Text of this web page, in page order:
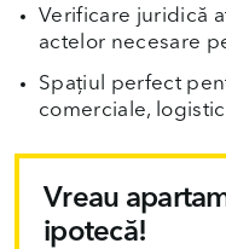
Verificare juridică
actelor necesare
Spațiul perfect
comerciale,
Vreau
ipotecă!